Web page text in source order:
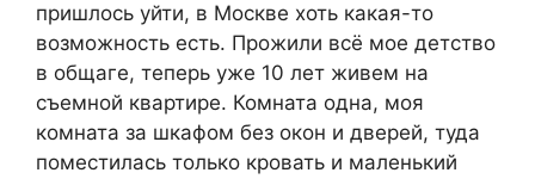
пришлось уйти, в Москве хоть какая-то
возможность есть. Прожили всё мое детство
в общаге, теперь уже 10 лет живем на
съемной квартире. Комната одна, моя
комната за шкафом без окон и дверей, туда
поместилась только кровать и маленький